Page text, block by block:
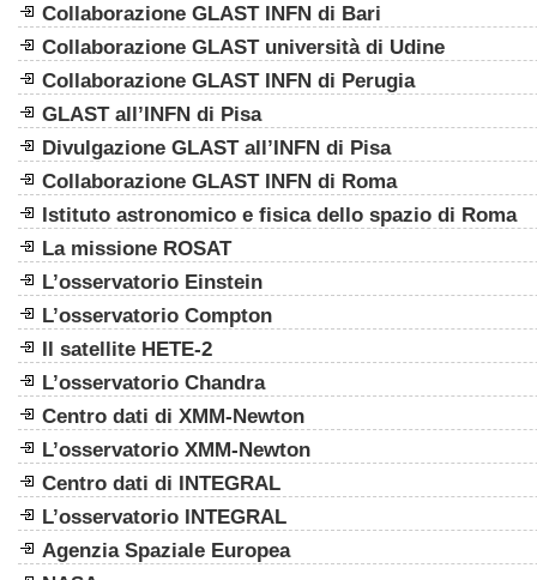
Collaborazione GLAST INFN di Bari
Collaborazione GLAST università di Udine
Collaborazione GLAST INFN di Perugia
GLAST all’INFN di Pisa
Divulgazione GLAST all’INFN di Pisa
Collaborazione GLAST INFN di Roma
Istituto astronomico e fisica dello spazio di Roma
La missione ROSAT
L’osservatorio Einstein
L’osservatorio Compton
Il satellite HETE-2
L’osservatorio Chandra
Centro dati di XMM-Newton
L’osservatorio XMM-Newton
Centro dati di INTEGRAL
L’osservatorio INTEGRAL
Agenzia Spaziale Europea